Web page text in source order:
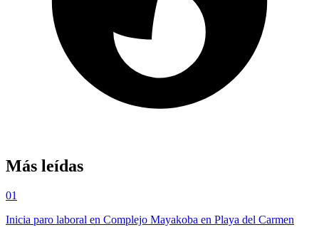
Más leídas
01
Inicia paro laboral en Complejo Mayakoba en Playa del Carmen